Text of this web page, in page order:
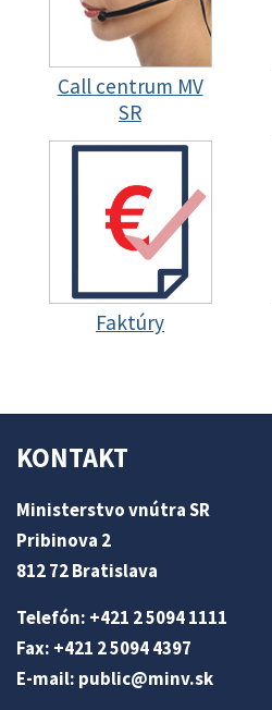
Call centrum MV
SR
Faktúry
KONTAKT
Ministerstvo vnútra SR
Pribinova 2
812 72 Bratislava
Telefón: +421 2 5094 1111
Fax: +421 2 5094 4397
E-mail: public@minv.sk